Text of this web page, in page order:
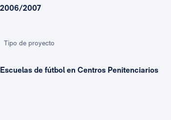
2006/2007
Tipo de proyecto
Escuelas de fútbol en Centros Penitenciarios